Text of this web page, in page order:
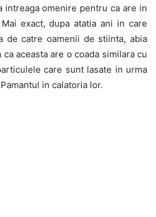
intreaga omenire pentru ca are in
exact, dupa atatia ani in care
de catre oamenii de stiinta, abia
aceasta are o coada similara cu
care sunt lasate in urma
in calatoria lor.